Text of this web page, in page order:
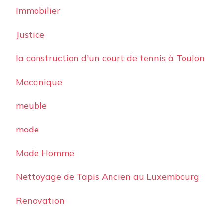
Immobilier
Justice
la construction d'un court de tennis à Toulon
Mecanique
meuble
mode
Mode Homme
Nettoyage de Tapis Ancien au Luxembourg
Renovation